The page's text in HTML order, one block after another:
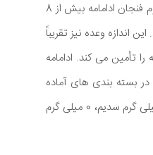
پروتئین و فیبر است. یک سوم فنجان ادامامه بیش از 8
دارد. این اندازه وعده نیز تقریباً
را تأمین می کند. ادامامه
بسته بندی های آماده
(0.5 گرم چربی اشباع، 4.5 میلی گرم سدیم، 0 میلی گرم